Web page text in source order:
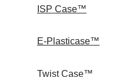
ISP Case™
E-Plasticase™
Twist Case™